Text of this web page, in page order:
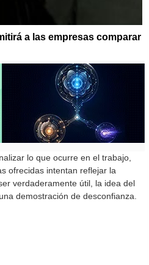
a las empresas comparar
lo que ocurre en el trabajo,
ofrecidas intentan reflejar la
verdaderamente útil, la idea del
demostración de desconfianza.